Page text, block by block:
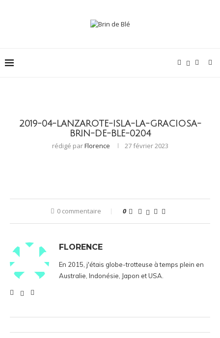
2019-04-LANZAROTE-ISLA-LA-GRACIOSA-
BRIN-DE-BLE-0204
rédigé parFlorence 27 février 2023
0 commentaire 0
FLORENCE
En 2015, j'étais globe-trotteuse à temps plein en
Australie, Indonésie, Japon et USA.